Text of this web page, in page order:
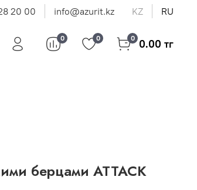
20 00 info@azurit.kz KZ RU
0 0 0 0.00 тг
берцами ATTACK